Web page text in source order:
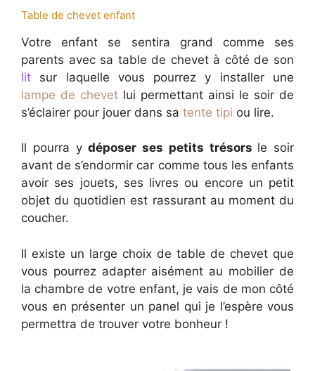
Table de chevet enfant
Votre enfant se sentira grand comme ses
parents avec sa table de chevet à côté de son
lit sur laquelle vous pourrez y installer une
lampe de chevet lui permettant ainsi le soir de
s’éclairer pour jouer dans sa tente tipi ou lire.
Il pourra ydéposer ses petits trésors le soir
avant de s’endormir car comme tous les enfants
avoir ses jouets, ses livres ou encore un petit
objet du quotidien est rassurant au moment du
coucher.
Il existe un large choix de table de chevet que
vous pourrez adapter aisément au mobilier de
la chambre de votre enfant, je vais de mon côté
vous en présenter un panel qui je l’espère vous
permettra de trouver votre bonheur !